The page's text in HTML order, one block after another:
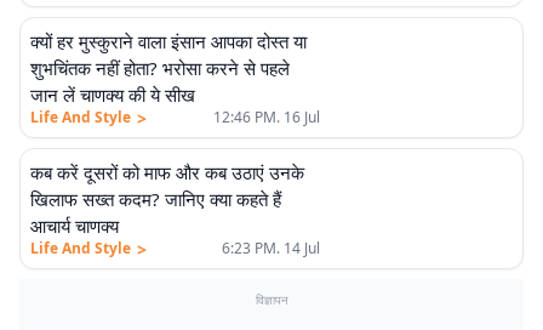
क्यों हर मुस्कुराने वाला इंसान आपका दोस्त या
शुभचिंतक नहीं होता? भरोसा करने से पहले
जान लें चाणक्य की ये सीख
Life And Style > 12:46 PM. 16 Jul
कब करें दूसरों को माफ और कब उठाएं उनके
खिलाफ सख्त कदम? जानिए क्या कहते हैं
आचार्य चाणक्य
Life And Style > 6:23 PM. 14 Jul
विज्ञापन